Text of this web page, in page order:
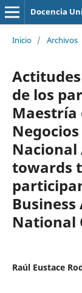
Docencia
Inicio / Archivos
de los
Maestría
towards
National
Raúl Eustace